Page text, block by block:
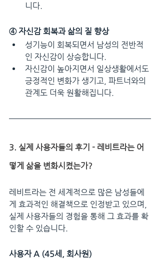
니다.
④ 자신감 회복과 삶의 질 향상
성기능이 회복되면서 남성의 전반적
인 자신감이 상승합니다.
자신감이 높아지면서 일상생활에서도
긍정적인 변화가 생기고, 파트너와의
관계도 더욱 원활해집니다.
3. 실제 사용자들의 후기 - 레비트라는 어
떻게 삶을 변화시켰는가?
레비트라는 전 세계적으로 많은 남성들에
게 효과적인 해결책으로 인정받고 있으며,
실제 사용자들의 경험을 통해 그 효과를 확
인할 수 있습니다.
사용자 A (45세, 회사원)